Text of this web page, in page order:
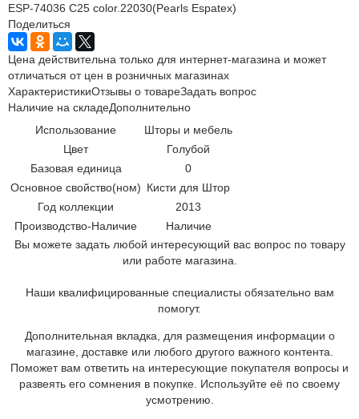
ESP-74036 C25 color.22030(Pearls Espatex)
Поделиться
Цена действительна только для интернет-магазина и может
отличаться от цен в розничных магазинах
ХарактеристикиОтзывы о товареЗадать вопрос
Наличие на складеДополнительно
Использование
Шторы и мебель
Цвет
Голубой
Базовая единица
0
Основное свойство(ном) Кисти для Штор
Год коллекции
2013
Производство-Наличие
Наличие
Вы можете задать любой интересующий вас вопрос по товару
или работе магазина.
Наши квалифицированные специалисты обязательно вам
помогут.
Дополнительная вкладка, для размещения информации о
магазине, доставке или любого другого важного контента.
Поможет вам ответить на интересующие покупателя вопросы и
развеять его сомнения в покупке. Используйте её по своему
усмотрению.